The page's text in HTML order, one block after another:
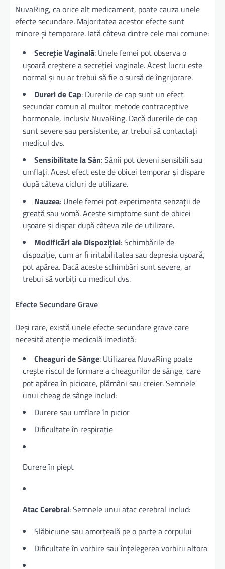
NuvaRing, ca orice alt medicament, poate cauza unele
efecte secundare. Majoritatea acestor efecte sunt
minore și temporare. Iată câteva dintre cele mai comune:
Secreție Vaginală: Unele femei pot observa o
ușoară creștere a secreției vaginale. Acest lucru este
normal și nu ar trebui să fie o sursă de îngrijorare.
Dureri de Cap: Durerile de cap sunt un efect
secundar comun al multor metode contraceptive
hormonale, inclusiv NuvaRing. Dacă durerile de cap
sunt severe sau persistente, ar trebui să contactați
medicul dvs.
Sensibilitate la Sân: Sânii pot deveni sensibili sau
umflați. Acest efect este de obicei temporar și dispare
după câteva cicluri de utilizare.
Nauzea: Unele femei pot experimenta senzații de
greață sau vomă. Aceste simptome sunt de obicei
ușoare și dispar după câteva zile de utilizare.
Modificări ale Dispoziției: Schimbările de
dispoziție, cum ar fi iritabilitatea sau depresia ușoară,
pot apărea. Dacă aceste schimbări sunt severe, ar
trebui să vorbiți cu medicul dvs.
Efecte Secundare Grave
Deși rare, există unele efecte secundare grave care
necesită atenție medicală imediată:
Cheaguri de Sânge: Utilizarea NuvaRing poate
crește riscul de formare a cheagurilor de sânge, care
pot apărea în picioare, plămâni sau creier. Semnele
unui cheag de sânge includ:
Durere sau umflare în picior
Dificultate în respirație
Durere în piept
Atac Cerebral: Semnele unui atac cerebral includ:
Slăbiciune sau amorțeală pe o parte a corpului
Dificultate în vorbire sau înțelegerea vorbirii altora